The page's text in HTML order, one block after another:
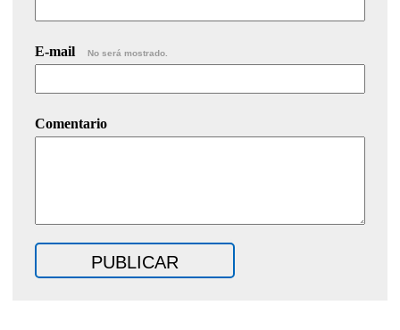
E-mail No será mostrado.
Comentario